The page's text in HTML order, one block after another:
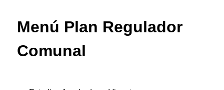
Menú Plan Regulador
Comunal